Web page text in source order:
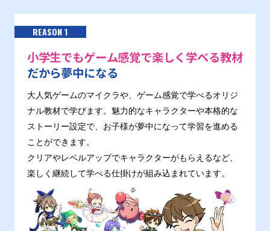
REASON 1
小学生でもゲーム感覚で楽しく学べる教材
だから夢中になる
大人気ゲームのマイクラや、ゲーム感覚で学べるオリジ
ナル教材で学びます。魅力的なキャラクターや本格的な
ストーリー設定で、お子様が夢中になって学習を進める
ことができます。
クリアやレベルアップでキャラクターがもらえるなど、
楽しく継続して学べる仕掛けが組み込まれています。